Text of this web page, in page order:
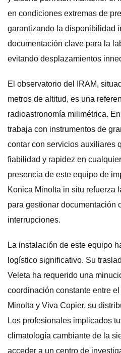
en condiciones extremas de
garantizando la disponibilidad
documentación clave para la
evitando desplazamientos
El observatorio del IRAM,
metros de altitud, es una
radioastronomía milimétrica.
trabaja con instrumentos de
contar con servicios auxiliares
fiabilidad y rapidez en
presencia de este equipo de
Konica Minolta in situ refuerza
para gestionar documentación
interrupciones.
La instalación de este equipo
logístico significativo. Su
Veleta ha requerido una
coordinación constante entre
Minolta y Viva Copier, su
Los profesionales implicados
climatología cambiante de la
acceder a un centro de